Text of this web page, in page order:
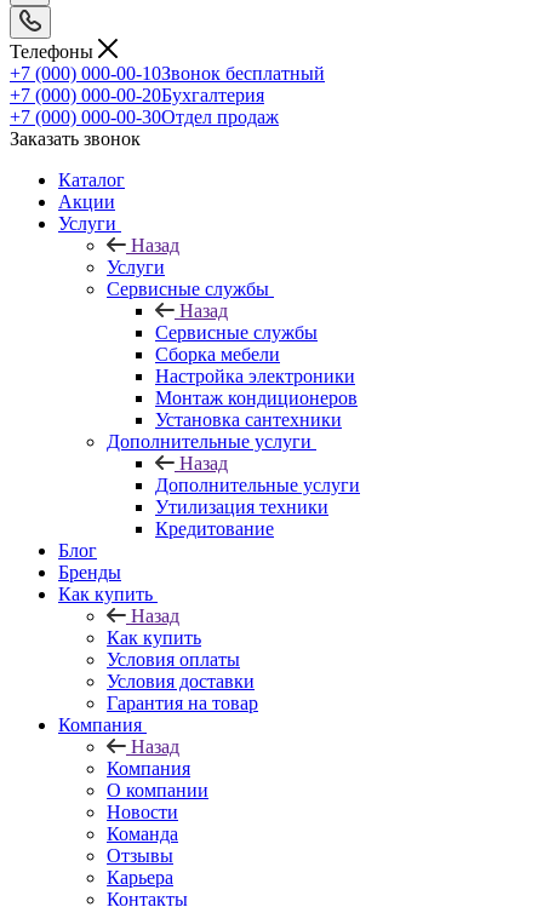
Телефоны
+7 (000) 000-00-10Звонок бесплатный
+7 (000) 000-00-20Бухгалтерия
+7 (000) 000-00-30Отдел продаж
Заказать звонок
Каталог
Акции
Услуги
Назад
Услуги
Сервисные службы
Назад
Сервисные службы
Сборка мебели
Настройка электроники
Монтаж кондиционеров
Установка сантехники
Дополнительные услуги
Назад
Дополнительные услуги
Утилизация техники
Кредитование
Блог
Бренды
Как купить
Назад
Как купить
Условия оплаты
Условия доставки
Гарантия на товар
Компания
Назад
Компания
О компании
Новости
Команда
Отзывы
Карьера
Контакты